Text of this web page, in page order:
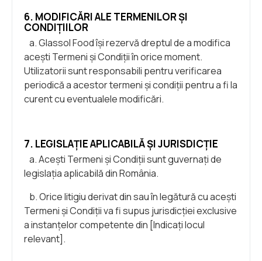
6. MODIFICĂRI ALE TERMENILOR ȘI
CONDIȚIILOR
a. Glassol Food își rezervă dreptul de a modifica
acești Termeni și Condiții în orice moment.
Utilizatorii sunt responsabili pentru verificarea
periodică a acestor termeni și condiții pentru a fi la
curent cu eventualele modificări.
7. LEGISLAȚIE APLICABILĂ ȘI JURISDICȚIE
a. Acești Termeni și Condiții sunt guvernați de
legislația aplicabilă din România.
b. Orice litigiu derivat din sau în legătură cu acești
Termeni și Condiții va fi supus jurisdicției exclusive
a instanțelor competente din [Indicați locul
relevant].